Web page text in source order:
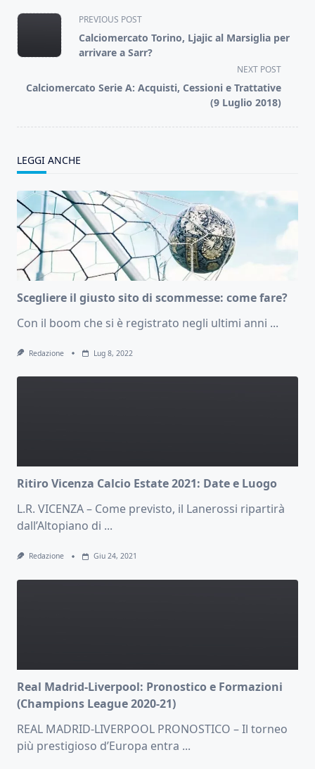
<span
class="nav-
subtitle
reader-
PREVIOUS POST
Calciomercato Torino, Ljajic al Marsiglia per
arrivare a Sarr?
NEXT POST
Calciomercato Serie A: Acquisti, Cessioni e Trattative
(9 Luglio 2018)
LEGGI ANCHE
Scegliere il giusto sito di scommesse: come fare?
Con il boom che si è registrato negli ultimi anni ...
Redazione Lug 8, 2022
Ritiro Vicenza Calcio Estate 2021: Date e Luogo
L.R. VICENZA – Come previsto, il Lanerossi ripartirà
dall’Altopiano di ...
Redazione Giu 24, 2021
Real Madrid-Liverpool: Pronostico e Formazioni
(Champions League 2020-21)
REAL MADRID-LIVERPOOL PRONOSTICO – Il torneo
più prestigioso d’Europa entra ...